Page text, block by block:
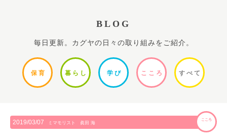
BLOG
毎日更新。カグヤの日々の取り組みをご紹介。
保 育 暮ら し 学 び ここ ろ すべて
2019/03/07 ミマモリスト 眞田 海
こころ